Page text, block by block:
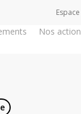
Nos